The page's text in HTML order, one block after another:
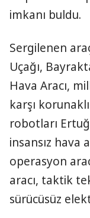
imkanı buldu.
Sergilenen
Uçağı,
Hava Aracı,
karşı
robotları
insansız hava
operasyon
aracı, taktik
sürücüsüz